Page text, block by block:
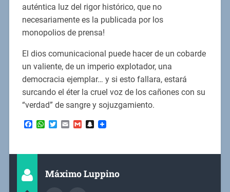
auténtica luz del rigor histórico, que no
necesariamente es la publicada por los
monopolios de prensa!
El dios comunicacional puede hacer de un cobarde
un valiente, de un imperio explotador, una
democracia ejemplar… y si esto fallara, estará
surcando el éter la cruel voz de los cañones con su
“verdad” de sangre y sojuzgamiento.
Facebook
WhatsApp
TwitterEmailGmailSnapchat
Máximo Luppino